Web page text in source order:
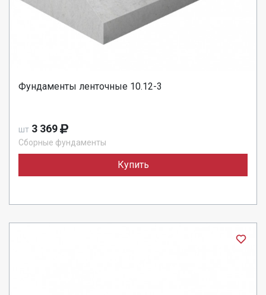
Фундаменты ленточные 10.12-3
шт 3 369
Сборные фундаменты
Купить